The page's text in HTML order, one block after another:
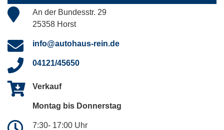
An der Bundesstr. 29
25358 Horst
info@autohaus-rein.de
04121/45650
Verkauf
Montag bis Donnerstag
7:30- 17:00 Uhr